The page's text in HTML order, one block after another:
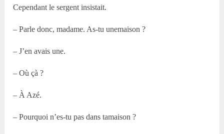
Cependant le sergent insistait.
– Parle donc, madame. As-tu unemaison ?
– J’en avais une.
– Où çà ?
– À Azé.
– Pourquoi n’es-tu pas dans tamaison ?